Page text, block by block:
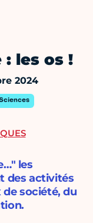
: les os !
2024
les
des activités
société, du